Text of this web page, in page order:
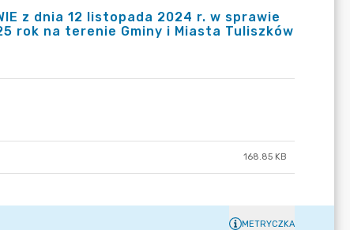
z dnia 12 listopada 2024 r. w sprawie
rok na terenie Gminy i Miasta Tuliszków
168.85 KB
METRYCZKA